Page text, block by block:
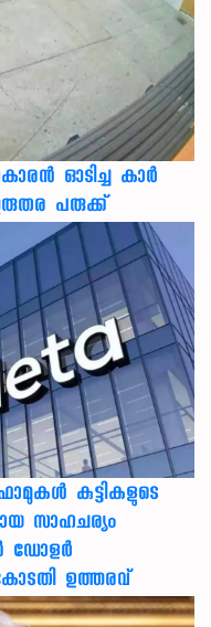
ഓടിച്ച കാര്‍
ഗുരുതര പരുക്ക്
കുട്ടികളുടെ
സാഹചര്യം
ഡോളര്‍
ഉത്തരവ്